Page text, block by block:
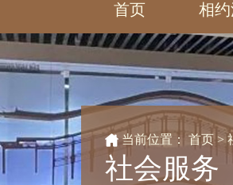
首页 相
当前位置： 首页 >
社会服务